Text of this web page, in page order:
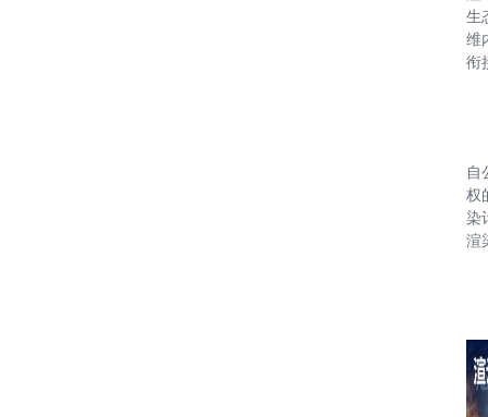
生
维
衔
自
权
染
渲